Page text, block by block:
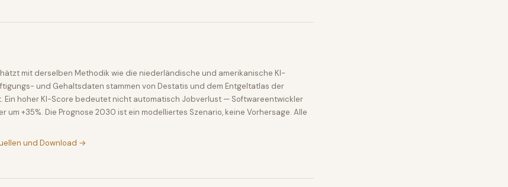
mit derselben Methodik wie die niederländische und amerikanische KI-
und Gehaltsdaten stammen von Destatis und dem Entgeltatlas der
Ein hoher KI-Score bedeutet nicht automatisch Jobverlust — Softwareentwickler
um +35%. Die Prognose 2030 ist ein modelliertes Szenario, keine Vorhersage. Alle
und Download →